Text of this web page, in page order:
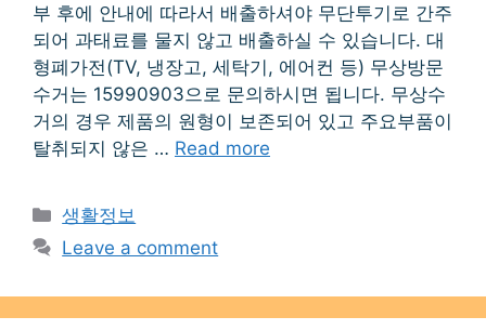
부 후에 안내에 따라서 배출하셔야 무단투기로 간주
되어 과태료를 물지 않고 배출하실 수 있습니다. 대
형폐가전(TV, 냉장고, 세탁기, 에어컨 등) 무상방문
수거는 15990903으로 문의하시면 됩니다. 무상수
거의 경우 제품의 원형이 보존되어 있고 주요부품이
탈취되지 않은 … Read more
Categories
생활정보
Leave a comment